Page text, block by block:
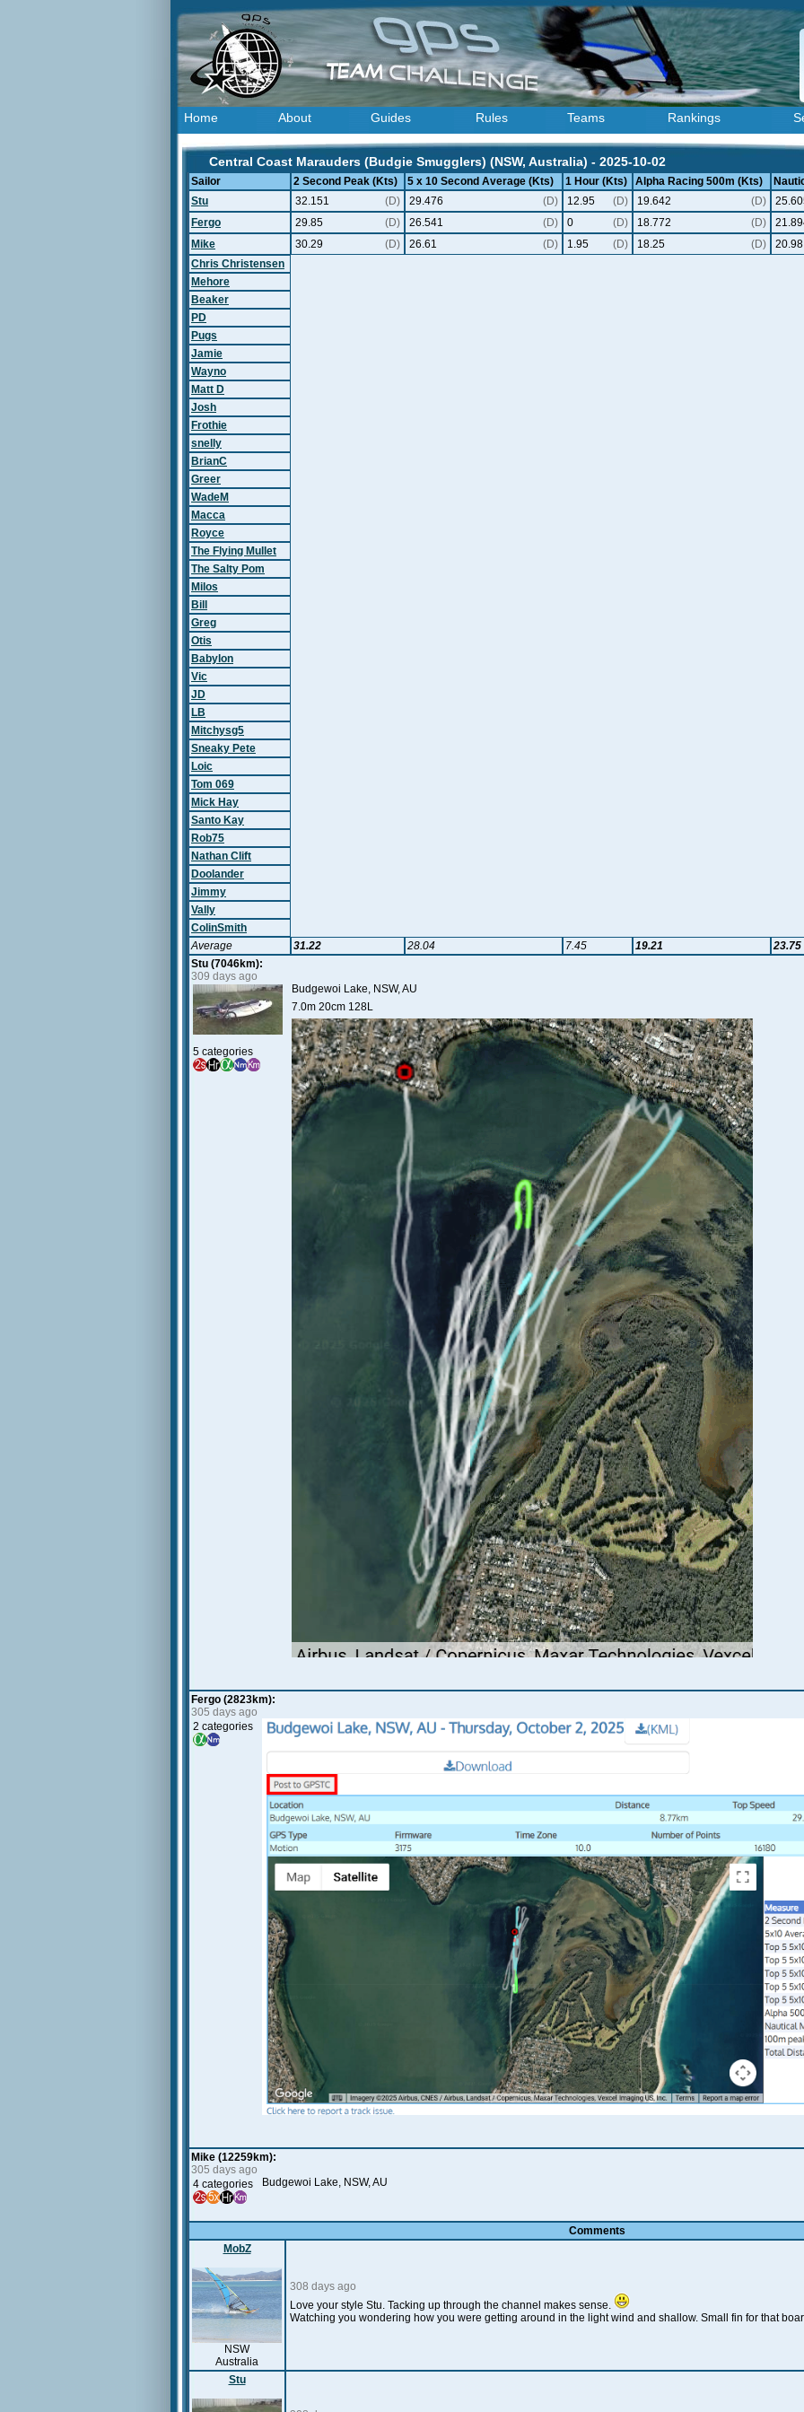
Home About Guides Rules Teams Rankings
Central Coast Marauders (Budgie Smugglers) (NSW, Australia) - 2025-10-02
Sailor 2 Second Peak (Kts) 5 x 10 Second Average (Kts) 1 Hour (Kts) Alpha Racing 500m (Kts)
Stu
32.151 (D) 29.476 (D) 12.95 (D) 19.642 (D)
Fergo
29.85 (D) 26.541 (D) 0 (D) 18.772 (D)
Mike
30.29 (D) 26.61 (D) 1.95 (D) 18.25 (D) 20.98
Chris Christensen
Mehore
Beaker
PD
Pugs
Jamie
Wayno
Matt D
Josh
Frothie
snelly
BrianC
Greer
WadeM
Macca
Royce
The Flying Mullet
The Salty Pom
Milos
Bill
Greg
Otis
Babylon
Vic
JD
LB
Mitchysg5
Sneaky Pete
Loic
Tom 069
Mick Hay
Santo Kay
Rob75
Nathan Clift
Doolander
Jimmy
Vally
ColinSmith
Average
31.22 28.04 7.45 19.21 23.75
Stu (7046km):
309 days ago
5 categories
Budgewoi Lake, NSW, AU
7.0m 20cm 128L
Fergo (2823km):
305 days ago
2 categories
Mike (12259km):
305 days ago
4 categories
Budgewoi Lake, NSW, AU
Comments
MobZ
NSW
Australia
308 days ago
Love your style Stu. Tacking up through the channel makes sense.
Watching you wondering how you were getting around in the light wind and shallow. Small fin for that
Stu